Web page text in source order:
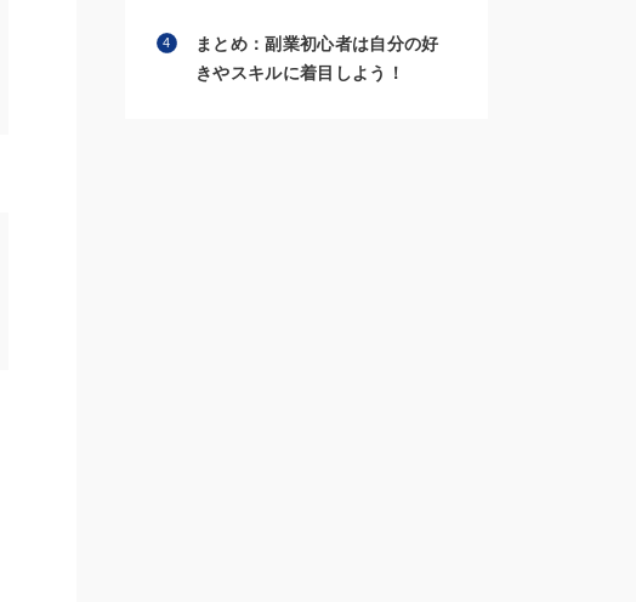
まとめ：副業初心者は自分の好
きやスキルに着目しよう！